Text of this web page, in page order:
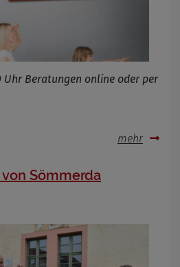
Uhr Beratungen online oder per
mehr
Sömmerda